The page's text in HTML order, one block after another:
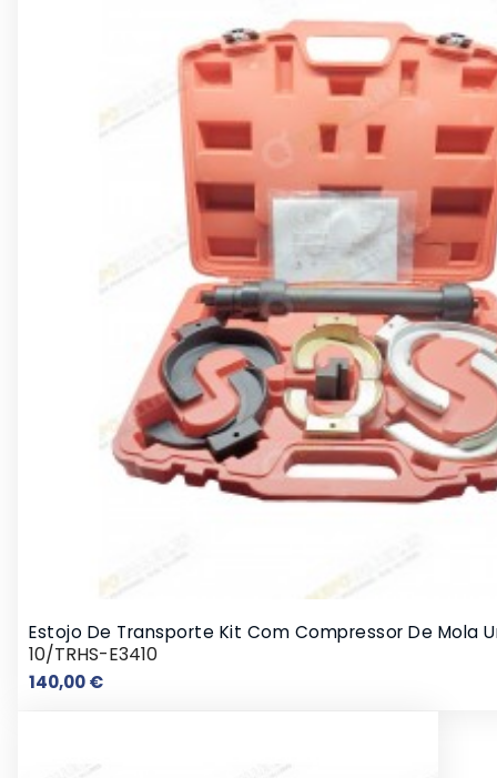
Estojo De Transporte Kit Com Compressor De Mola
10/TRHS-E3410
140,00 €Preço